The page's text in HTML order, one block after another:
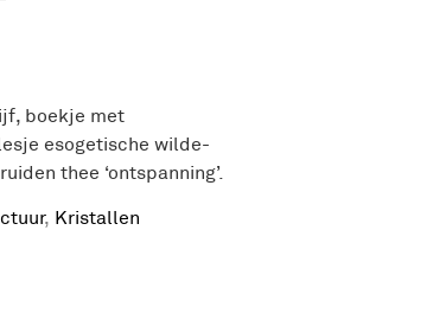
boekje met
esogetische wilde-
thee ‘ontspanning’.
, Kristallen